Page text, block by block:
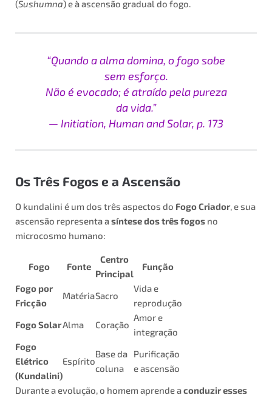
(Sushumna) e à ascensão gradual do fogo.
“Quando a alma domina, o fogo sobe
sem esforço.
Não é evocado; é atraído pela pureza
da vida.”
— Initiation, Human and Solar, p. 173
Os Três Fogos e a Ascensão
O kundalini é um dos três aspectos do Fogo Criador, e sua
ascensão representa asíntese dos três fogos no
microcosmo humano:
Fogo Fonte
Centro
Principal
Função
Fogo por
Fricção
MatériaSacro
Vida e
reprodução
Fogo SolarAlma Coração
Amor e
integração
Fogo
Elétrico
(Kundalini)
Espírito
Base da
coluna
Purificação
e ascensão
Durante a evolução, o homem aprende aconduzir esses